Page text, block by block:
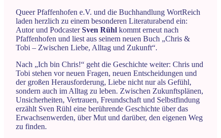
Queer Pfaffenhofen e.V. und die Buchhandlung WortReich
laden herzlich zu einem besonderen Literaturabend ein:
Autor und PodcasterSven Rühl kommt erneut nach
Pfaffenhofen und liest aus seinem neuen Buch „Chris &
Tobi – Zwischen Liebe, Alltag und Zukunft“.
Nach „Ich bin Chris!“ geht die Geschichte weiter: Chris und
Tobi stehen vor neuen Fragen, neuen Entscheidungen und
der großen Herausforderung, Liebe nicht nur als Gefühl,
sondern auch im Alltag zu leben. Zwischen Zukunftsplänen,
Unsicherheiten, Vertrauen, Freundschaft und Selbstfindung
erzählt Sven Rühl eine berührende Geschichte über das
Erwachsenwerden, über Mut und darüber, den eigenen Weg
zu finden.